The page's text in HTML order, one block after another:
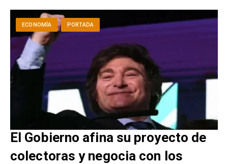
ECONOMÍA PORTADA
El Gobierno afina su proyecto de
colectoras y negocia con los